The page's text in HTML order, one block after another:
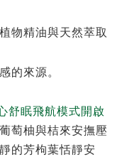
物精油與天然萃取
的來源。
舒眠飛航模式開啟
萄柚與桔來安撫壓
的芳枸葉恬靜安